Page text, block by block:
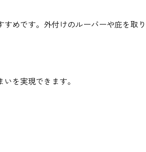
めです。外付けのルーバーや庇を取り
を実現できます。